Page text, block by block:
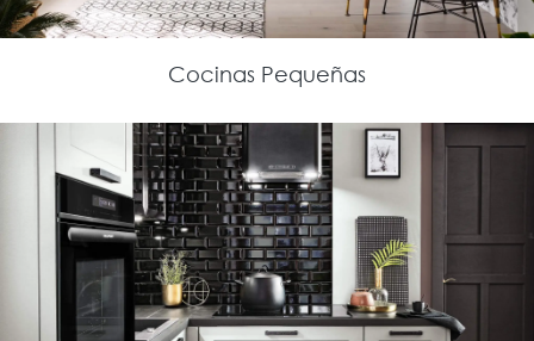
Cocinas Pequeñas